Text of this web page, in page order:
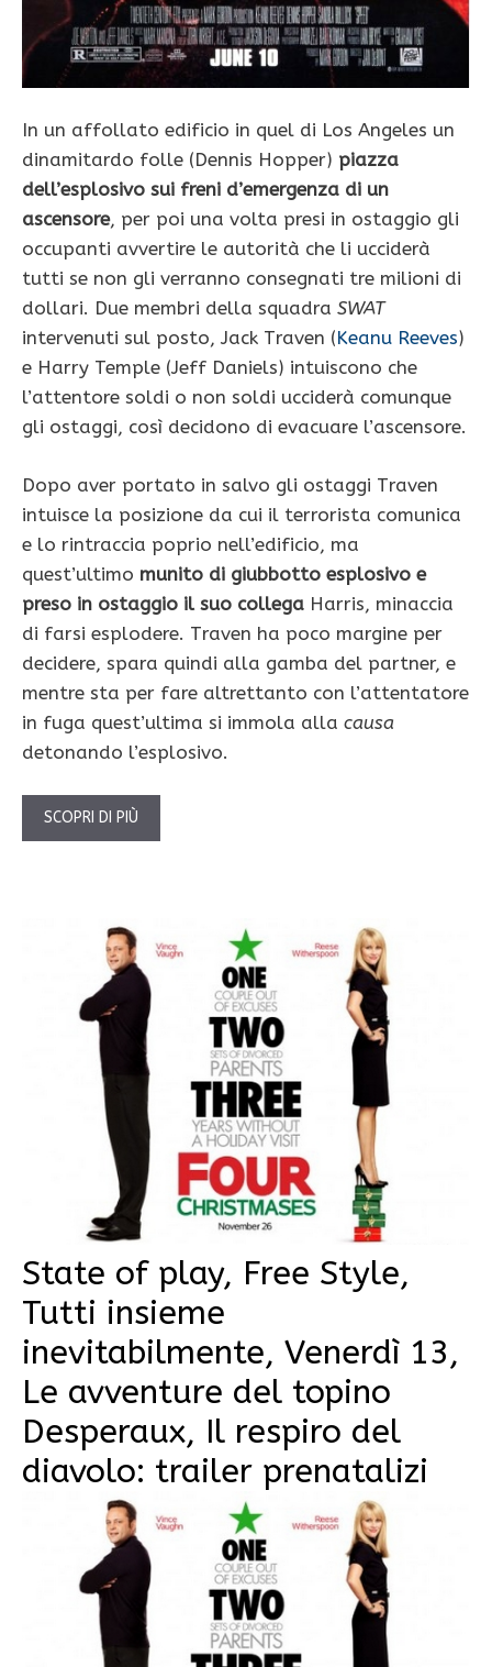
In un affollato edificio in quel di Los Angeles un
dinamitardo folle (Dennis Hopper) piazza
dell’esplosivo sui freni d’emergenza di un
ascensore, per poi una volta presi in ostaggio gli
occupanti avvertire le autorità che li ucciderà
tutti se non gli verranno consegnati tre milioni di
dollari. Due membri della squadra SWAT
intervenuti sul posto, Jack Traven (Keanu Reeves)
e Harry Temple (Jeff Daniels) intuiscono che
l’attentore soldi o non soldi ucciderà comunque
gli ostaggi, così decidono di evacuare l’ascensore.
Dopo aver portato in salvo gli ostaggi Traven
intuisce la posizione da cui il terrorista comunica
e lo rintraccia poprio nell’edificio, ma
quest’ultimo munito di giubbotto esplosivo e
preso in ostaggio il suo collega Harris, minaccia
di farsi esplodere. Traven ha poco margine per
decidere, spara quindi alla gamba del partner, e
mentre sta per fare altrettanto con l’attentatore
in fuga quest’ultima si immola alla causa
detonando l’esplosivo.
SCOPRI DI PIÙ
State of play, Free Style,
Tutti insieme
inevitabilmente, Venerdì 13,
Le avventure del topino
Desperaux, Il respiro del
diavolo: trailer prenatalizi